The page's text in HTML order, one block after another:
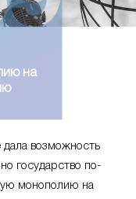
на
возможность
государство по-
монополию на